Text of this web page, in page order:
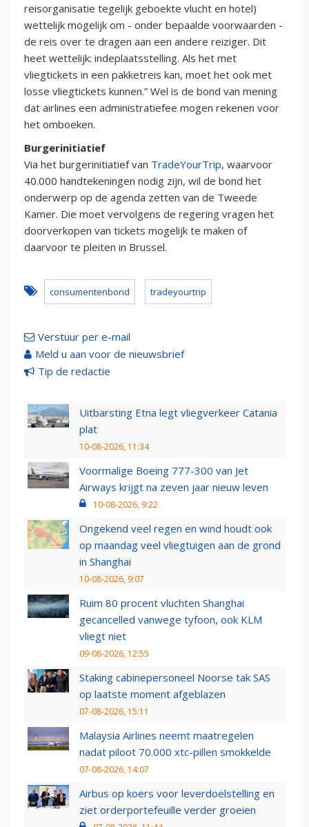
reisorganisatie tegelijk geboekte vlucht en hotel)
wettelijk mogelijk om - onder bepaalde voorwaarden -
de reis over te dragen aan een andere reiziger. Dit
heet wettelijk: indeplaatsstelling. Als het met
vliegtickets in een pakketreis kan, moet het ook met
losse vliegtickets kunnen.” Wel is de bond van mening
dat airlines een administratiefee mogen rekenen voor
het omboeken.
Burgerinitiatief
Via het burgerinitiatief van TradeYourTrip, waarvoor
40.000 handtekeningen nodig zijn, wil de bond het
onderwerp op de agenda zetten van de Tweede
Kamer. Die moet vervolgens de regering vragen het
doorverkopen van tickets mogelijk te maken of
daarvoor te pleiten in Brussel.
consumentenbond tradeyourtrip
Verstuur per e-mail
Meld u aan voor de nieuwsbrief
Tip de redactie
Uitbarsting Etna legt vliegverkeer Catania
plat
10-08-2026, 11:34
Voormalige Boeing 777-300 van Jet
Airways krijgt na zeven jaar nieuw leven
10-08-2026, 9:22
Ongekend veel regen en wind houdt ook
op maandag veel vliegtuigen aan de grond
in Shanghai
10-08-2026, 9:07
Ruim 80 procent vluchten Shanghai
gecancelled vanwege tyfoon, ook KLM
vliegt niet
09-08-2026, 12:55
Staking cabinepersoneel Noorse tak SAS
op laatste moment afgeblazen
07-08-2026, 15:11
Malaysia Airlines neemt maatregelen
nadat piloot 70.000 xtc-pillen smokkelde
07-08-2026, 14:07
Airbus op koers voor leverdoelstelling en
ziet orderportefeuille verder groeien